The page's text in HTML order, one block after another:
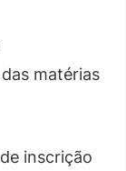
matérias
inscrição